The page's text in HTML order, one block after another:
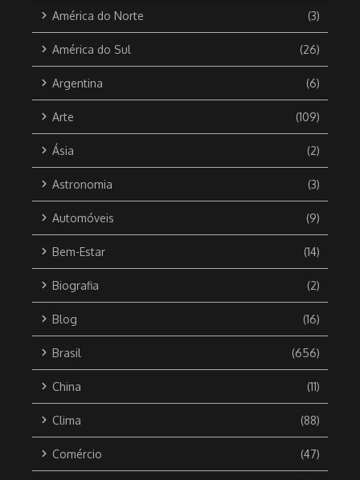
América do Norte (3)
América do Sul (26)
Argentina (6)
Arte (109)
Ásia (2)
Astronomia (3)
Automóveis (9)
Bem-Estar (14)
Biografia (2)
Blog (16)
Brasil (656)
China (11)
Clima (88)
Comércio (47)